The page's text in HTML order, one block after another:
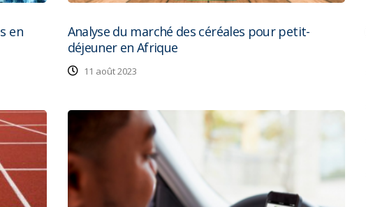
en
Analyse du marché des céréales pour petit-
déjeuner en Afrique
11 août 2023